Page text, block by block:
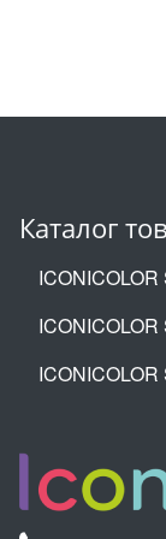
Каталог
ICONICOLOR